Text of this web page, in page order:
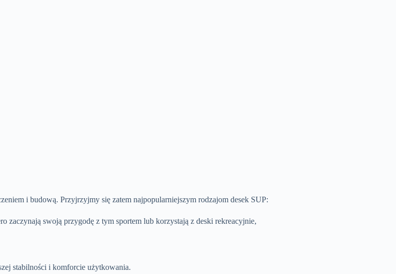
i budową. Przyjrzyjmy się zatem najpopularniejszym rodzajom desek SUP:
zaczynają swoją przygodę z tym sportem lub korzystają z deski rekreacyjnie,
stabilności i komforcie użytkowania.